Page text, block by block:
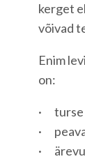
kerget
võivad
Enim
on:
· turse
·
·